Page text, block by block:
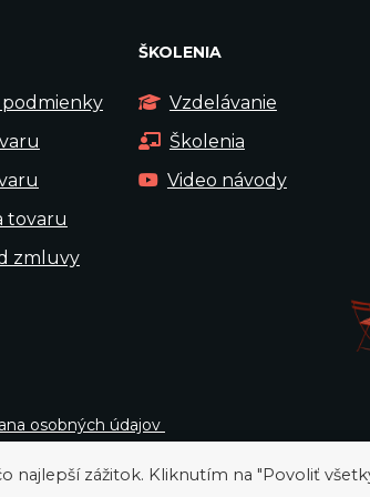
tovaru
zmluvy
ŠKOLENIA
Vzdelávanie
Školenia
Video návody
osobných údajov
najlepší zážitok. Kliknutím na "Povoliť